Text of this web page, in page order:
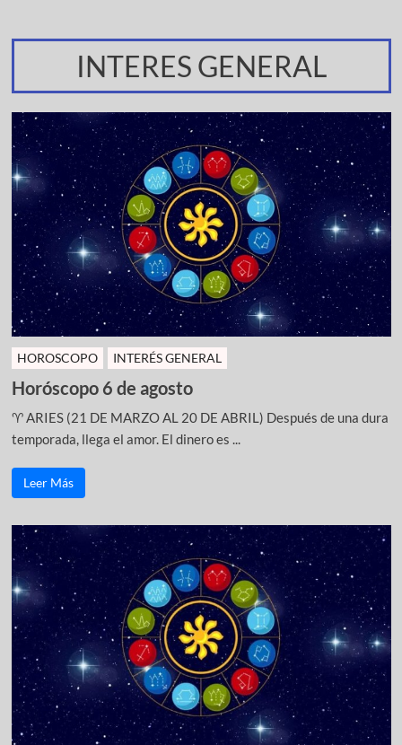
INTERES GENERAL
HOROSCOPO INTERÉS GENERAL
Horóscopo 6 de agosto
♈ ARIES (21 DE MARZO AL 20 DE ABRIL) Después de una dura
temporada, llega el amor. El dinero es ...
Leer Más